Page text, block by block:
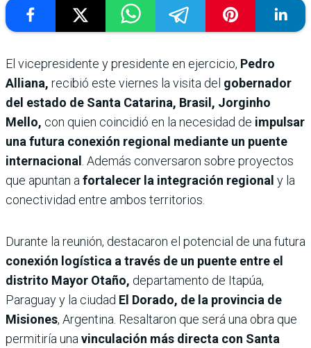
El vicepresidente y presidente en ejercicio, Pedro
Alliana, recibió este viernes la visita del gobernador
del estado de Santa Catarina, Brasil, Jorginho
Mello, con quien coincidió en la necesidad de impulsar
una futura conexión regional mediante un puente
internacional . Además conversaron sobre proyectos
que apuntan afortalecer la integración regional y la
conectividad entre ambos territorios.
Durante la reunión, destacaron el potencial de una futura
conexión logística a través de un puente entre el
distrito Mayor Otaño, departamento de Itapúa,
Paraguay y la ciudad El Dorado, de la provincia de
Misiones, Argentina. Resaltaron que será una obra que
permitiría unavinculación más directa con Santa